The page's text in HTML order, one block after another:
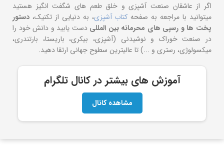
اگر از عاشقان صنعت آشپزی و خلق طعم های شگفت انگیز هستید
میتوانید با مراجعه به صفحه کتاب آشپزی، به دنیایی از تکنیک، دستور
پخت ها و رسپی های محرمانه بین المللی دست یابید و دانش خود را
در صنعت خوراک و نوشیدنی (آشپزی، بیکری، باریستا، بارتندری،
میکسولوژی، رستری و ...) تا عالیترین سطوح جهانی ارتقا دهید.
آموزش های بیشتر در کانال تلگرام
مشاهده کانال